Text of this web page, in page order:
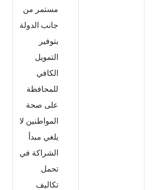
مستمر من
جانب الدولة
بتوفير
التمويل
الكافي
للمحافظة
على صحة
المواطنين لا
يلغي مبدأ
الشراكة في
تحمل
تكاليف